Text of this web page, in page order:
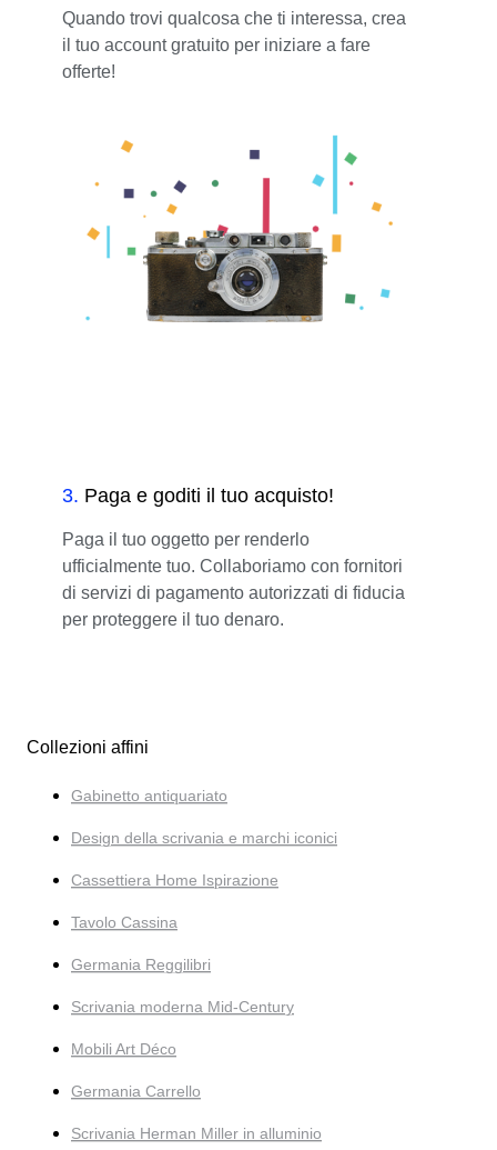
Quando trovi qualcosa che ti interessa, crea
il tuo account gratuito per iniziare a fare
offerte!
3. Paga e goditi il tuo acquisto!
Paga il tuo oggetto per renderlo
ufficialmente tuo. Collaboriamo con fornitori
di servizi di pagamento autorizzati di fiducia
per proteggere il tuo denaro.
Collezioni affini
Gabinetto antiquariato
Design della scrivania e marchi iconici
Cassettiera Home Ispirazione
Tavolo Cassina
Germania Reggilibri
Scrivania moderna Mid-Century
Mobili Art Déco
Germania Carrello
Scrivania Herman Miller in alluminio